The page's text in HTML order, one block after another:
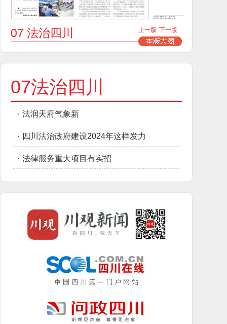
07 法治四川 上一版 下一版
07法治四川
· 法润天府气象新
· 四川法治政府建设2024年这样发力
· 法律服务重大项目有实招